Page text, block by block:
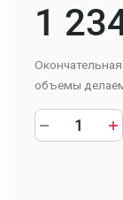
1
объемы